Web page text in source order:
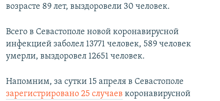
возрасте 89 лет, выздоровели 30 человек.
Всего в Севастополе новой коронавирусной
инфекцией заболел 13771 человек, 589 человек
умерли, выздоровел 12651 человек.
Напомним, за сутки 15 апреля в Севастополе
зарегистрировано 25 случаев коронавирусной